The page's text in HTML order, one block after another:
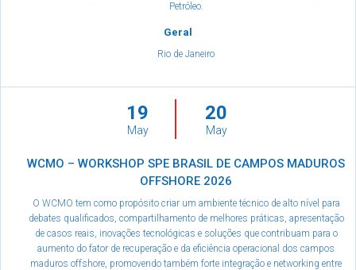
Petróleo.
Geral
Rio de Janeiro
19
May
20
May
WCMO – WORKSHOP SPE BRASIL DE CAMPOS MADUROS
OFFSHORE 2026
O WCMO tem como propósito criar um ambiente técnico de alto nível para
debates qualificados, compartilhamento de melhores práticas, apresentação
de casos reais, inovações tecnológicas e soluções que contribuam para o
aumento do fator de recuperação e da eficiência operacional dos campos
maduros offshore, promovendo também forte integração e networking entre